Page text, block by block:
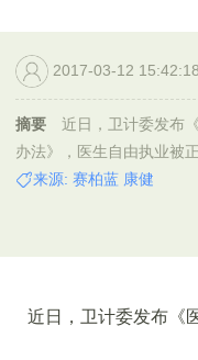
2017-03-12 15:42:18
摘要
近日，卫计委发布
办法》，医生自由执业被正
来源: 赛柏蓝 康健
近日，卫计委发布《医